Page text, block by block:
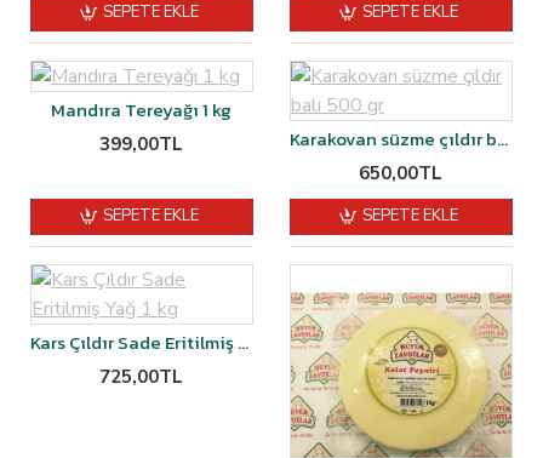
SEPETE EKLE SEPETE EKLE
Mandıra Tereyağı 1 kg
399,00TL
SEPETE EKLE
Karakovan süzme çıldır balı 500 gr
650,00TL
SEPETE EKLE
Kars Çıldır Sade Eritilmiş Yağ 1 kg
725,00TL